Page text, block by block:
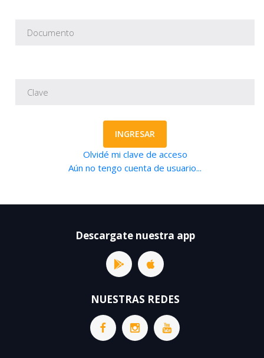
INGRESAR
Olvidé mi clave de acceso
Aún no tengo cuenta de usuario...
Descargate nuestra app
NUESTRAS REDES